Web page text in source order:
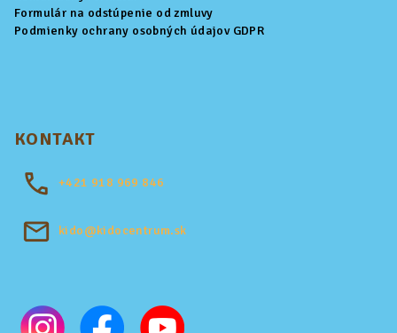
Formulár na odstúpenie od zmluvy
Podmienky ochrany osobných údajov GDPR
KONTAKT
+421 918 969 846
kido@kidocentrum.sk